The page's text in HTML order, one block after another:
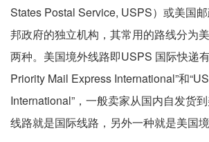
States Postal Service, USPS）或美国
邦政府的独立机构，其常用的路线分为
两种。美国境外线路即USPS 国际快递
Priority Mail Express International”和
International”，一般卖家从国内自发货
线路就是国际线路，另外一种就是美国境